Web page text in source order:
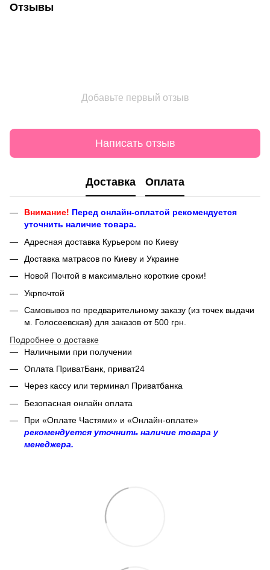
Отзывы
Добавьте первый отзыв
Написать отзыв
Доставка Оплата
Внимание! Перед онлайн-оплатой рекомендуется
уточнить наличие товара.
Адресная доставка Курьером по Киеву
Доставка матрасов по Киеву и Украине
Новой Почтой в максимально короткие сроки!
Укрпочтой
Самовывоз по предварительному заказу (из точек выдачи
м. Голосеевская) для заказов от 500 грн.
Подробнее о доставке
Наличными при получении
Оплата ПриватБанк, приват24
Через кассу или терминал Приватбанка
Безопасная онлайн оплата
При «Оплате Частями» и «Онлайн-оплате»
рекомендуется уточнить наличие товара у
менеджера.